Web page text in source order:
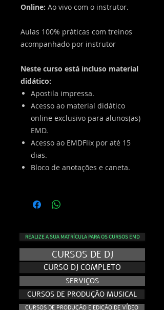
Online: Ao vivo com o instrutor.
Aulas 100% práticas com treinos
acompanhado por instrutor
​Neste curso está incluso material
didático:
Apostila impressa.
Acesso ao material didático
online exclusivo para alunos(as)
EMD.
Acesso ao EMDFlix por até 15
dias.
Bloco de anotações e caneta.
REALIZE A SUA MATRÍCULA PARA OS CURSOS EMD
CURSOS DE DJ
CURSO DJ COMPLETO
SERVIÇOS
CURSOS DE PRODUÇÃO MUSICAL
CURSOS DE PRODUÇÃO E EDIÇÃO DE VÍDEO